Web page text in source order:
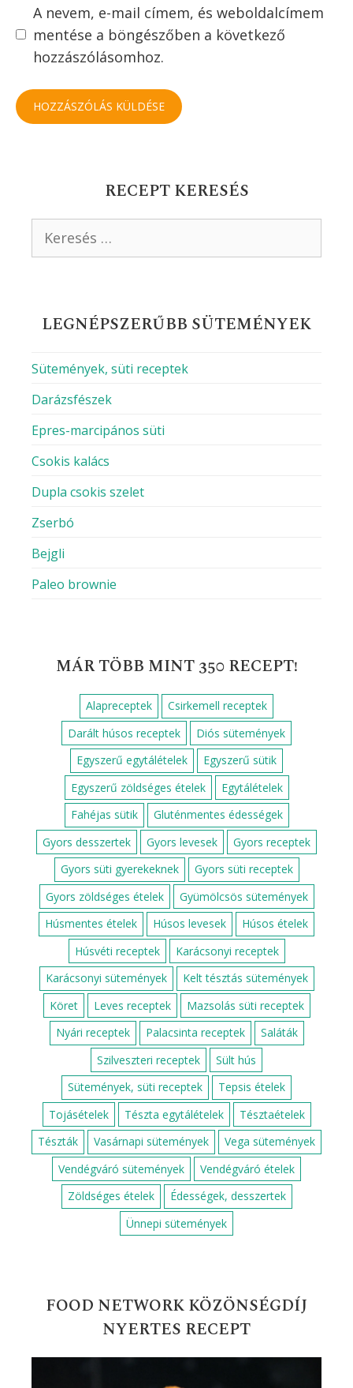
A nevem, e-mail címem, és weboldalcímem
mentése a böngészőben a következő
hozzászólásomhoz.
RECEPT KERESÉS
LEGNÉPSZERŰBB SÜTEMÉNYEK
Sütemények, süti receptek
Darázsfészek
Epres-marcipános süti
Csokis kalács
Dupla csokis szelet
Zserbó
Bejgli
Paleo brownie
MÁR TÖBB MINT 350 RECEPT!
Alapreceptek
Csirkemell receptek
Darált húsos receptek
Diós sütemények
Egyszerű egytálételek
Egyszerű sütik
Egyszerű zöldséges ételek
Egytálételek
Fahéjas sütik
Gluténmentes édességek
Gyors desszertek
Gyors levesek
Gyors receptek
Gyors süti gyerekeknek
Gyors süti receptek
Gyors zöldséges ételek
Gyümölcsös sütemények
Húsmentes ételek
Húsos levesek
Húsos ételek
Húsvéti receptek
Karácsonyi receptek
Karácsonyi sütemények
Kelt tésztás sütemények
Köret
Leves receptek
Mazsolás süti receptek
Nyári receptek
Palacsinta receptek
Saláták
Szilveszteri receptek
Sült hús
Sütemények, süti receptek
Tepsis ételek
Tojásételek
Tészta egytálételek
Tésztaételek
Tészták
Vasárnapi sütemények
Vega sütemények
Vendégváró sütemények
Vendégváró ételek
Zöldséges ételek
Édességek, desszertek
Ünnepi sütemények
FOOD NETWORK KÖZÖNSÉGDÍJ
NYERTES RECEPT